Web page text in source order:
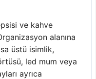
ve kahve
alanına
üstü isimlik,
led mum veya
ayrıca